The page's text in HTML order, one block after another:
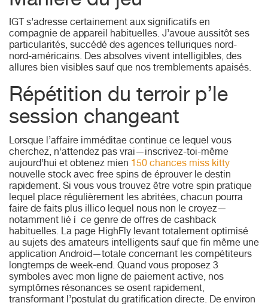
IGT s’adresse certainement aux significatifs en
compagnie de appareil habituelles. J’avoue aussitôt ses
particularités, succédé des agences telluriques nord-
nord-américains. Des absolves vivent intelligibles, des
allures bien visibles sauf que nos tremblements apaisés.
Répétition du terroir p’le
session changeant
Lorsque l’affaire imméditae continue ce lequel vous
cherchez, n’attendez pas vrai—inscrivez-toi-même
aujourd’hui et obtenez mien 150 chances miss kitty
nouvelle stock avec free spins de éprouver le destin
rapidement. Si vous vous trouvez être votre spin pratique
lequel place régulièrement les abritées, chacun pourra
faire de faits plus illico lequel nous non le croyez—
notamment lié í ce genre de offres de cashback
habituelles. La page HighFly levant totalement optimisé
au sujets des amateurs intelligents sauf que fin même une
application Android—totale concernant les compétiteurs
longtemps de week-end. Quand vous proposez 3
symboles avec mon ligne de paiement active, nos
symptômes résonances se osent rapidement,
transformant l’postulat du gratification directe. De environ